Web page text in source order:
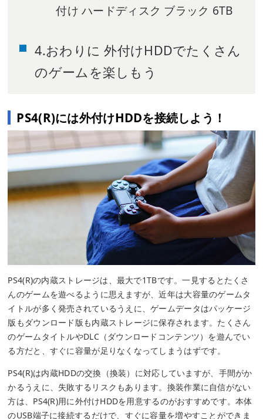
付け ハードディスク ブラック 6TB
4.おわりに 外付けHDDでたくさん
のゲームを楽しもう
PS4(R)には外付けHDDを接続しよう！
PS4(R)の内蔵ストレージは、最大で1TBです。一見するとたくさ
んのゲームを遊べるように思えますが、近年は大容量のゲームタ
イトルが多く発売されているうえに、ゲームデータはパッケージ
版もダウンロード版も内蔵ストレージに保存されます。たくさん
のゲームタイトルやDLC（ダウンロードコンテンツ）を遊んでい
る方だと、すぐに容量が足りなくなってしまうはずです。
PS4(R)は内蔵HDDの交換（換装）に対応していますが、手間がか
かるうえに、失敗するリスクもあります。換装作業に自信がない
方は、PS4(R)用に外付けHDDを用意するのがおすすめです。本体
のUSB端子に接続するだけで、すぐに容量を増やすことができま